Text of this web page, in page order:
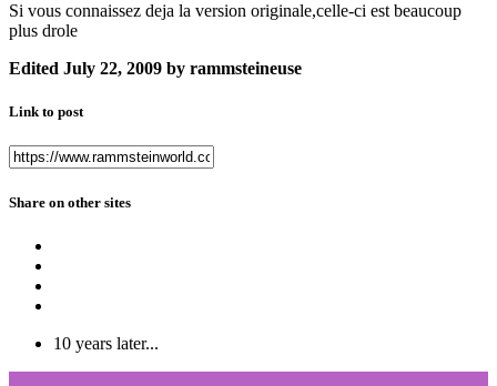
Si vous connaissez deja la version originale,celle-ci est beaucoup
plus drole
Edited July 22, 2009 by rammsteineuse
Link to post
Share on other sites
10 years later...